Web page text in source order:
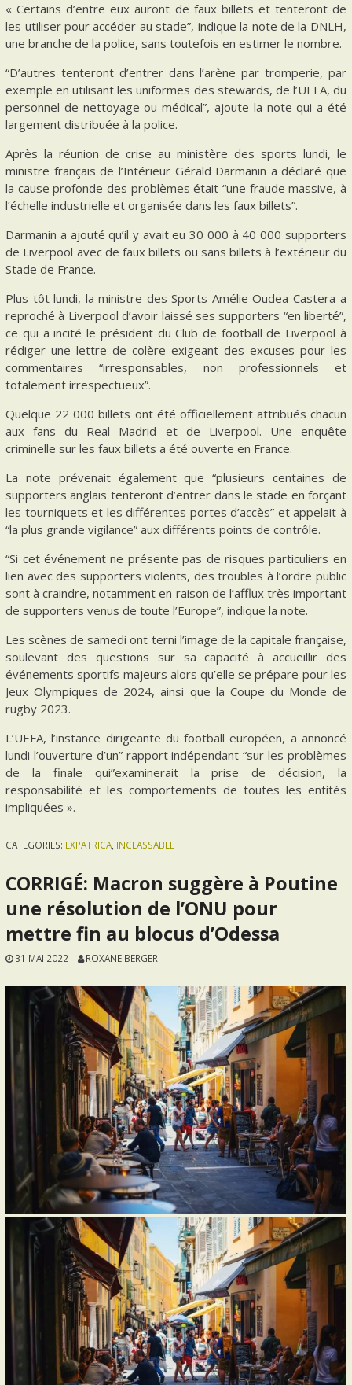
« Certains d’entre eux auront de faux billets et tenteront de
les utiliser pour accéder au stade”, indique la note de la DNLH,
une branche de la police, sans toutefois en estimer le nombre.
“D’autres tenteront d’entrer dans l’arène par tromperie, par
exemple en utilisant les uniformes des stewards, de l’UEFA, du
personnel de nettoyage ou médical”, ajoute la note qui a été
largement distribuée à la police.
Après la réunion de crise au ministère des sports lundi, le
ministre français de l’Intérieur Gérald Darmanin a déclaré que
la cause profonde des problèmes était “une fraude massive, à
l’échelle industrielle et organisée dans les faux billets”.
Darmanin a ajouté qu’il y avait eu 30 000 à 40 000 supporters
de Liverpool avec de faux billets ou sans billets à l’extérieur du
Stade de France.
Plus tôt lundi, la ministre des Sports Amélie Oudea-Castera a
reproché à Liverpool d’avoir laissé ses supporters “en liberté”,
ce qui a incité le président du Club de football de Liverpool à
rédiger une lettre de colère exigeant des excuses pour les
commentaires “irresponsables, non professionnels et
totalement irrespectueux”.
Quelque 22 000 billets ont été officiellement attribués chacun
aux fans du Real Madrid et de Liverpool. Une enquête
criminelle sur les faux billets a été ouverte en France.
La note prévenait également que “plusieurs centaines de
supporters anglais tenteront d’entrer dans le stade en forçant
les tourniquets et les différentes portes d’accès” et appelait à
“la plus grande vigilance” aux différents points de contrôle.
“Si cet événement ne présente pas de risques particuliers en
lien avec des supporters violents, des troubles à l’ordre public
sont à craindre, notamment en raison de l’afflux très important
de supporters venus de toute l’Europe”, indique la note.
Les scènes de samedi ont terni l’image de la capitale française,
soulevant des questions sur sa capacité à accueillir des
événements sportifs majeurs alors qu’elle se prépare pour les
Jeux Olympiques de 2024, ainsi que la Coupe du Monde de
rugby 2023.
L’UEFA, l’instance dirigeante du football européen, a annoncé
lundi l’ouverture d’un” rapport indépendant “sur les problèmes
de la finale qui”examinerait la prise de décision, la
responsabilité et les comportements de toutes les entités
impliquées ».
CATEGORIES: EXPATRICA, INCLASSABLE
CORRIGÉ: Macron suggère à Poutine
une résolution de l’ONU pour
mettre fin au blocus d’Odessa
31 MAI 2022 ROXANE BERGER